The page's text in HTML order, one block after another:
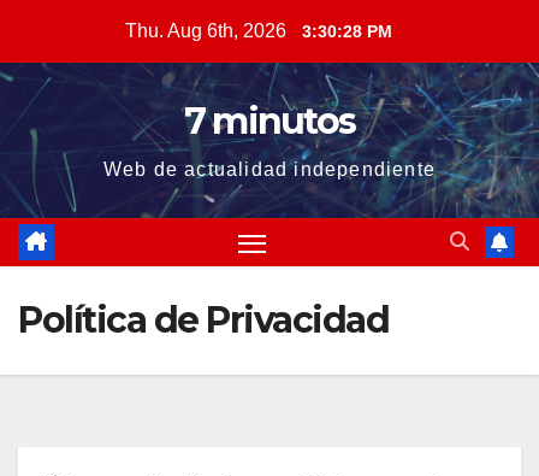
content
Thu. Aug 6th, 2026 3:30:28 PM
7 minutos
Web de actualidad independiente
Política de Privacidad